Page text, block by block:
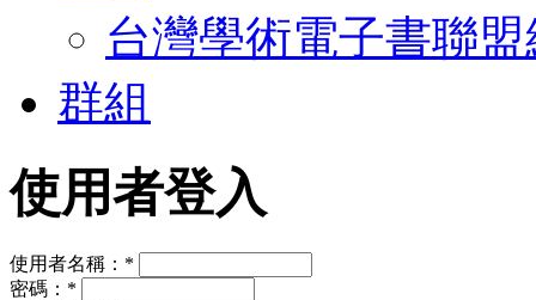
台灣學術電子書聯
群組
使用者登入
使用者名稱： *
密碼： *